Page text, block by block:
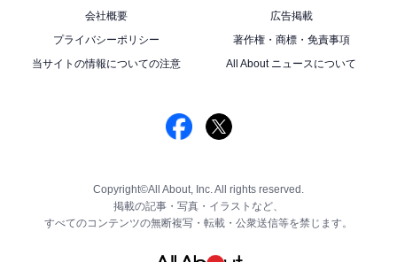
会社概要
広告掲載
プライバシーポリシー
著作権・商標・免責事項
当サイトの情報についての注意
All About ニュースについて
Copyright©All About, Inc. All rights reserved.
掲載の記事・写真・イラストなど、
すべてのコンテンツの無断複写・転載・公衆送信等を禁じます。